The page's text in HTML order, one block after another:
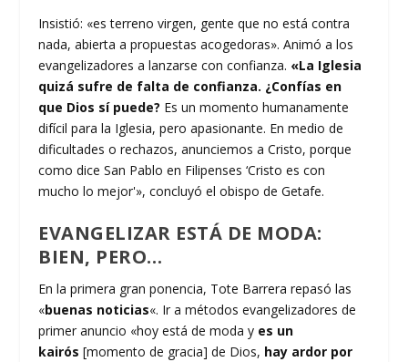
Insistió: «es terreno virgen, gente que no está contra
nada, abierta a propuestas acogedoras». Animó a los
evangelizadores a lanzarse con confianza. «La Iglesia
quizá sufre de falta de confianza. ¿Confías en
que Dios sí puede? Es un momento humanamente
difícil para la Iglesia, pero apasionante. En medio de
dificultades o rechazos, anunciemos a Cristo, porque
como dice San Pablo en Filipenses ‘Cristo es con
mucho lo mejor'», concluyó el obispo de Getafe.
EVANGELIZAR ESTÁ DE MODA:
BIEN, PERO…
En la primera gran ponencia, Tote Barrera repasó las
«buenas noticias«. Ir a métodos evangelizadores de
primer anuncio «hoy está de moda y es un
kairós [momento de gracia] de Dios, hay ardor por